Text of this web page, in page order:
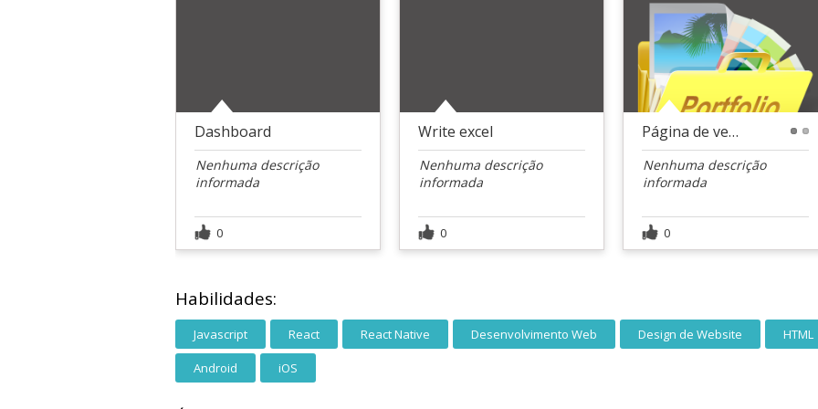
Dashboard
Nenhuma descrição
informada
0
Write excel
Nenhuma descrição
informada
0
Página de vendas
Nenhuma descrição
informada
0
Habilidades:
Javascript React React Native Desenvolvimento Web Design de Website HTML
Android iOS